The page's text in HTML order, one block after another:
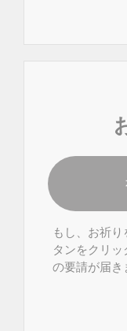
もし、お祈
タンをクリ
の要請が届